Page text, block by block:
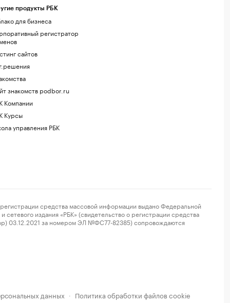
продукты РБК
для бизнеса
регистратор
сайтов
знакомств podbor.ru
Компании
Курсы
управления РБК
средства массовой информации выдано Федеральной
издания «РБК» (свидетельство о регистрации средства
03.12.2021 за номером ЭЛ №ФС77-82385) сопровождаются
данных · Политика обработки файлов cookie